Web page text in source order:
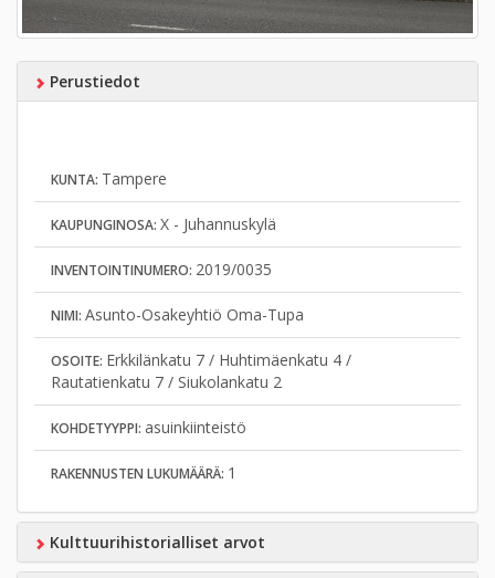
Perustiedot
KUNTA: Tampere
KAUPUNGINOSA: X - Juhannuskylä
INVENTOINTINUMERO: 2019/0035
NIMI: Asunto-Osakeyhtiö Oma-Tupa
OSOITE: Erkkilänkatu 7 / Huhtimäenkatu 4 /
Rautatienkatu 7 / Siukolankatu 2
KOHDETYYPPI: asuinkiinteistö
RAKENNUSTEN LUKUMÄÄRÄ: 1
Kulttuurihistorialliset arvot